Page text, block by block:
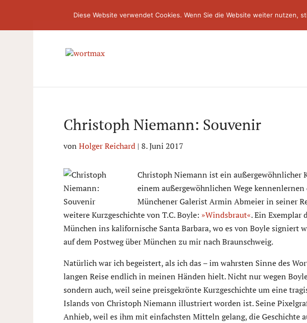
Christoph Niemann: Souvenir
von Holger Reichard| 8. Juni 2017
Christoph Niemann ist ein außergewöhnlicher
einem außergewöhnlichen Wege
Münchener Galerist Armin Abmeier in seiner
weitere Kurzgeschichte von T.C. Boyle: »Windsbraut«. Ein Exemplar
München ins kalifornische Santa Barbara, wo es von Boyle signiert
auf dem Postweg über München zu mir nach Braunschweig.
Natürlich war ich begeistert, als ich das – im wahrsten Sinne des
langen Reise endlich in meinen Händen hielt. Nicht nur wegen
sondern auch, weil seine preisgekrönte Kurzgeschichte um eine
Islands von Christoph Niemann illustriert worden ist. Seine
Anhieb, weil es ihm mit einfachsten Mitteln gelang, die Geschichte
Diese Website verwendet Cookies. Wenn Sie die Website weiter nutzen,